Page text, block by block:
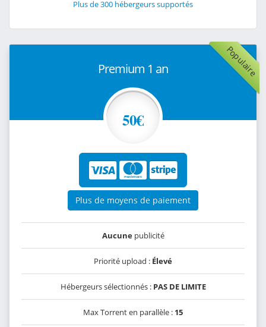
Plus de 300 hébergeurs supportés
Populaire
Premium 1 an
50€
Plus de moyens de paiement
Aucunepublicité
Priorité upload : Élevé
Hébergeurs sélectionnés : PAS DE LIMITE
Max Torrent en parallèle : 15